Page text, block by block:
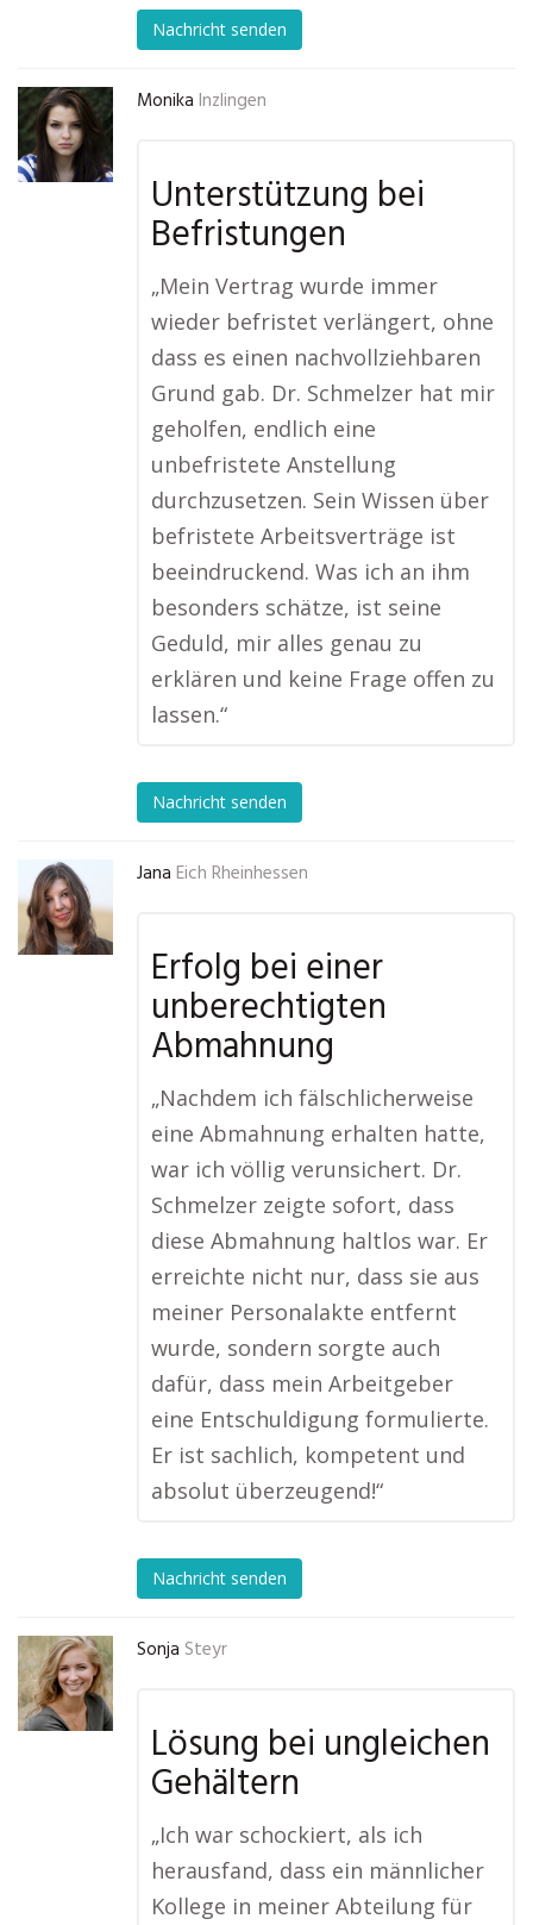
Nachricht senden
Monika Inzlingen
Unterstützung bei
Befristungen
„Mein Vertrag wurde immer
wieder befristet verlängert, ohne
dass es einen nachvollziehbaren
Grund gab. Dr. Schmelzer hat mir
geholfen, endlich eine
unbefristete Anstellung
durchzusetzen. Sein Wissen über
befristete Arbeitsverträge ist
beeindruckend. Was ich an ihm
besonders schätze, ist seine
Geduld, mir alles genau zu
erklären und keine Frage offen zu
lassen.“
Nachricht senden
Jana Eich Rheinhessen
Erfolg bei einer
unberechtigten
Abmahnung
„Nachdem ich fälschlicherweise
eine Abmahnung erhalten hatte,
war ich völlig verunsichert. Dr.
Schmelzer zeigte sofort, dass
diese Abmahnung haltlos war. Er
erreichte nicht nur, dass sie aus
meiner Personalakte entfernt
wurde, sondern sorgte auch
dafür, dass mein Arbeitgeber
eine Entschuldigung formulierte.
Er ist sachlich, kompetent und
absolut überzeugend!“
Nachricht senden
Sonja Steyr
Lösung bei ungleichen
Gehältern
„Ich war schockiert, als ich
herausfand, dass ein männlicher
Kollege in meiner Abteilung für